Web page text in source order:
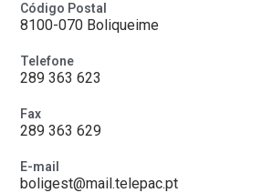
Código Postal
8100-070 Boliqueime
Telefone
289 363 623
Fax
289 363 629
E-mail
boligest@mail.telepac.pt